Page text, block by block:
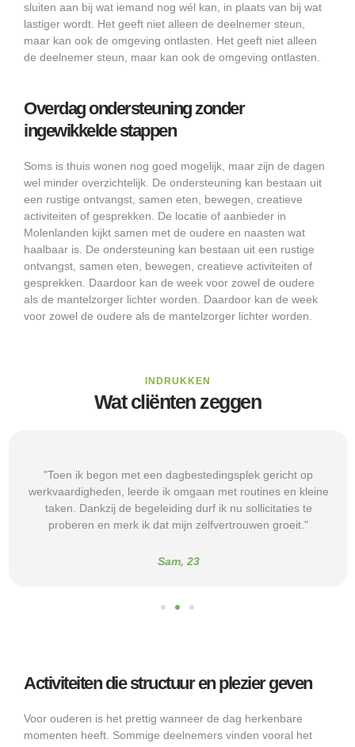
sluiten aan bij wat iemand nog wél kan, in plaats van bij wat
lastiger wordt. Het geeft niet alleen de deelnemer steun,
maar kan ook de omgeving ontlasten. Het geeft niet alleen
de deelnemer steun, maar kan ook de omgeving ontlasten.
Overdag ondersteuning zonder
ingewikkelde stappen
Soms is thuis wonen nog goed mogelijk, maar zijn de dagen
wel minder overzichtelijk. De ondersteuning kan bestaan uit
een rustige ontvangst, samen eten, bewegen, creatieve
activiteiten of gesprekken. De locatie of aanbieder in
Molenlanden kijkt samen met de oudere en naasten wat
haalbaar is. De ondersteuning kan bestaan uit een rustige
ontvangst, samen eten, bewegen, creatieve activiteiten of
gesprekken. Daardoor kan de week voor zowel de oudere
als de mantelzorger lichter worden. Daardoor kan de week
voor zowel de oudere als de mantelzorger lichter worden.
INDRUKKEN
Wat cliënten zeggen
"Toen ik begon met een dagbestedingsplek gericht op
werkvaardigheden, leerde ik omgaan met routines en kleine
taken. Dankzij de begeleiding durf ik nu sollicitaties te
proberen en merk ik dat mijn zelfvertrouwen groeit."
Sam, 23
Activiteiten die structuur en plezier geven
Voor ouderen is het prettig wanneer de dag herkenbare
momenten heeft. Sommige deelnemers vinden vooral het